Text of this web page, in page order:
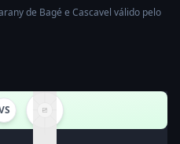
de Bagé e Cascavel válido pelo